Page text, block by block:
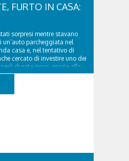
FURTO IN CASA:
sorpresi mentre stavano
parcheggiata nel
casa e, nel tentativo di
cercato di investire uno dei
durata poco: grazie alla
112 e all’intervento...